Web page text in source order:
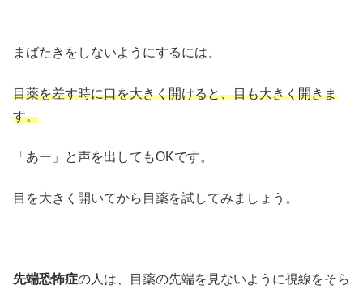
まばたきをしないようにするには、
目薬を差す時に口を大きく開けると、目も大きく開きま
す。
「あー」と声を出してもOKです。
目を大きく開いてから目薬を試してみましょう。
先端恐怖症の人は、目薬の先端を見ないように視線をそら